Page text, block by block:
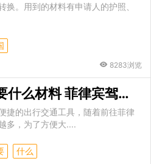
。用到的材料有申请人的护照、
8283浏览
办理菲律宾驾照需要什么材料 菲律宾驾照有效期是多长时间
捷的出行交通工具，随着前往菲律
多，为了方便大....
什么